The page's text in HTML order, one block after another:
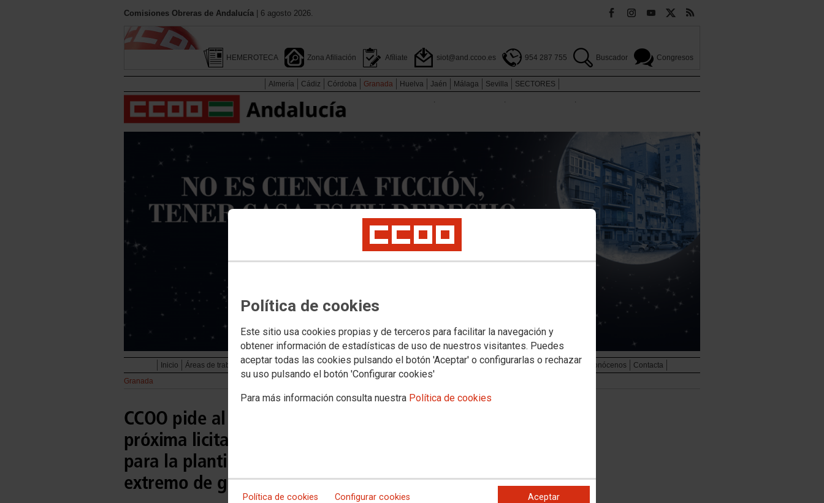
Política de cookies
Este sitio usa cookies propias y de terceros para facilitar la navegación y
obtener información de estadísticas de uso de nuestros visitantes. Puedes
aceptar todas las cookies pulsando el botón 'Aceptar' o configurarlas o rechazar
su uso pulsando el botón 'Configurar cookies'
Para más información consulta nuestra Política de cookies
Política de cookies Configurar cookies Aceptar
Comisiones Obreras de Andalucía | 6 agosto 2026.
HEMEROTECA Zona Afiliación Afíliate siot@and.ccoo.es 954 287 755 Buscador Congresos
Almería Cádiz Córdoba Granada Huelva Jaén Málaga Sevilla
SECTORES
.
. .
Inicio Áreas de trabajo Servicios jurídicos Transparencia PROVINCIAS SECTORES Archivo documental y audiovisual Conócenos
Contacta
Granada
CCOO pide al Ayuntamiento que incluya, en la
próxima licitación, la jornada intensiva estival
para la plantilla de la ORA, ante el riesgo
extremo de golpes de calor